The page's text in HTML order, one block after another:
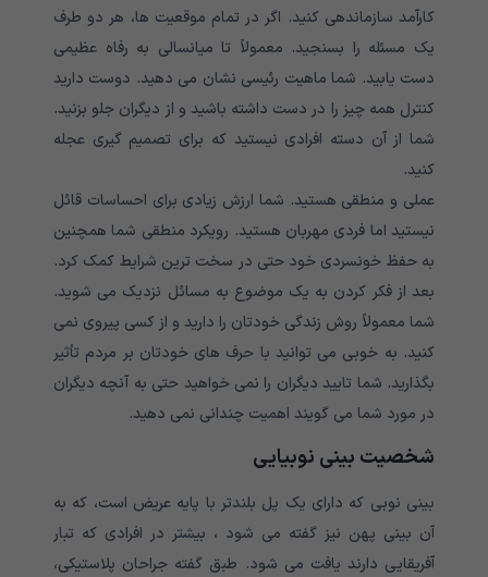
کارآمد سازماندهی کنید. اگر در تمام موقعیت ها، هر دو طرف
یک مسئله را بسنجید. معمولاً تا میانسالی به رفاه عظیمی
دست یابید. شما ماهیت رئیسی نشان می دهید. دوست دارید
کنترل همه چیز را در دست داشته باشید و از دیگران جلو بزنید.
شما از آن دسته افرادی نیستید که برای تصمیم گیری عجله
کنید.
عملی و منطقی هستید. شما ارزش زیادی برای احساسات قائل
نیستید اما فردی مهربان هستید. رویکرد منطقی شما همچنین
به حفظ خونسردی خود حتی در سخت ترین شرایط کمک کرد.
بعد از فکر کردن به یک موضوع به مسائل نزدیک می شوید.
شما معمولاً روش زندگی خودتان را دارید و از کسی پیروی نمی
کنید. به خوبی می توانید با حرف های خودتان بر مردم تأثیر
بگذارید. شما تایید دیگران را نمی خواهید حتی به آنچه دیگران
در مورد شما می گویند اهمیت چندانی نمی دهید.
شخصیت بینی نوبیایی
بینی نوبی که دارای یک پل بلندتر با پایه عریض است، که به
آن بینی پهن نیز گفته می شود ، بیشتر در افرادی که تبار
آفریقایی دارند یافت می شود. طبق گفته جراحان پلاستیکی،